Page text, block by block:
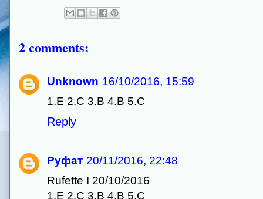
2 comments:
Unknown 16/10/2016, 15:59
1.E 2.C 3.B 4.B 5.C
Reply
Руфат 20/11/2016, 22:48
Rufette I 20/10/2016
1.E 2.C 3.B 4.B 5.C